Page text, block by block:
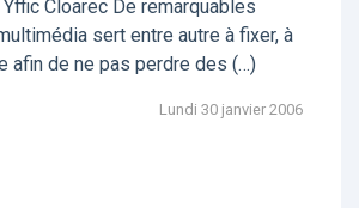
Cloarec De remarquables
sert entre autre à fixer, à
afin de ne pas perdre des (…)
Lundi 30 janvier 2006